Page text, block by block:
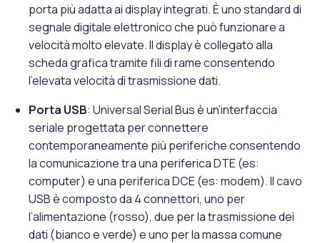
porta più adatta ai display integrati. È uno standard di
segnale digitale elettronico che può funzionare a
velocità molto elevate. Il display è collegato alla
scheda grafica tramite fili di rame consentendo
l’elevata velocità di trasmissione dati.
Porta USB: Universal Serial Bus è un’interfaccia
seriale progettata per connettere
contemporaneamente più periferiche consentendo
la comunicazione tra una periferica DTE (es:
computer) e una periferica DCE (es: modem). Il cavo
USB è composto da 4 connettori, uno per
l’alimentazione (rosso), due per la trasmissione dei
dati (bianco e verde) e uno per la massa comune